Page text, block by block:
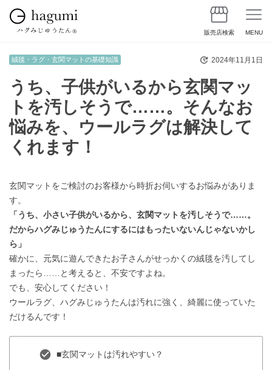
販売店検索 MENU
うち、子供がいるから玄関マッ
トを汚しそうで……。そんなお
悩みを、ウールラグは解決して
くれます！
絨毯・ラグ・玄関マットの基礎知識 2024年11月1日
玄関マットをご検討のお客様から時折お伺いするお悩みがありま
す。
「うち、小さい子供がいるから、玄関マットを汚しそうで……。
だからハグみじゅうたんにするにはもったいないんじゃないかし
ら」
確かに、元気に遊んできたお子さんがせっかくの絨毯を汚してし
まったら……と考えると、不安ですよね。
でも、安心してください！
ウールラグ、ハグみじゅうたんは汚れに強く、綺麗に使っていた
だけるんです！
■玄関マットは汚れやすい？